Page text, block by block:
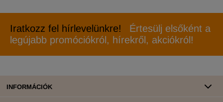
Iratkozz fel hírlevelünkre!
Értesülj elsőként a
legújabb promóciókról, hírekről, akciókról!
INFORMÁCIÓK